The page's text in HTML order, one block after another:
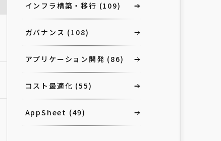
インフラ構築・移行 (109)
ガバナンス (108)
アプリケーション開発 (86)
コスト最適化 (55)
AppSheet (49)